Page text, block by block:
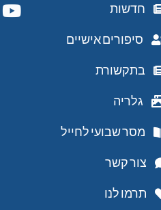
חדשות
סיפורים אישיים
בתקשורת
גלריה
מסר שבועי לחייל
צור קשר
תרמו לנו